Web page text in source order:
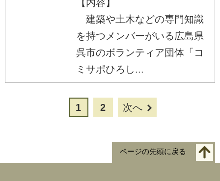
【内容】
建築や土木などの専門知識
を持つメンバーがいる広島県
呉市のボランティア団体「コ
ミサポひろし...
1 2 次へ
ページの先頭に戻る